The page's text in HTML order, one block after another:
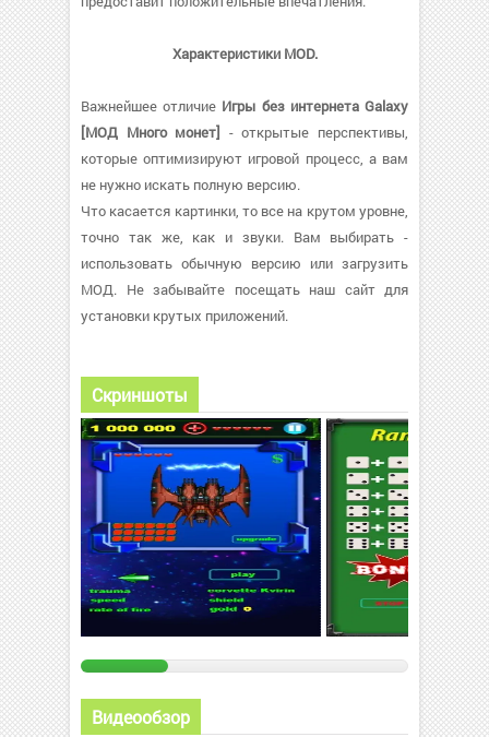
Характеристики MOD.
Важнейшее отличие Игры без интернета Galaxy
[МОД Много монет] - открытые перспективы,
которые оптимизируют игровой процесс, а вам
не нужно искать полную версию.
Что касается картинки, то все на крутом уровне,
точно так же, как и звуки. Вам выбирать -
использовать обычную версию или загрузить
МОД. Не забывайте посещать наш сайт для
установки крутых приложений.
Скриншоты
Видеообзор